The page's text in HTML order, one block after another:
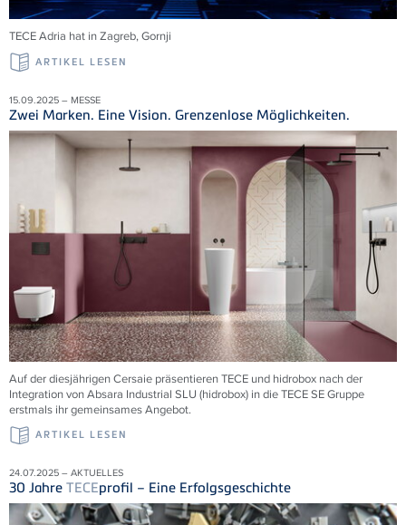
TECEAdria hat in Zagreb,Gornji
ARTIKEL LESEN
15.09.2025 – MESSE
Zwei Marken. Eine Vision. Grenzenlose Möglichkeiten.
Auf der diesjährigen Cersaie präsentieren TECE und hidrobox nach der
Integration von Absara Industrial SLU (hidrobox) in die TECE SE Gruppe
erstmals ihr gemeinsames Angebot.
ARTIKEL LESEN
24.07.2025 – AKTUELLES
30 Jahre TECEprofil – Eine Erfolgsgeschichte